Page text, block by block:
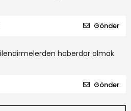
Gönder
haberdar olmak
Gönder